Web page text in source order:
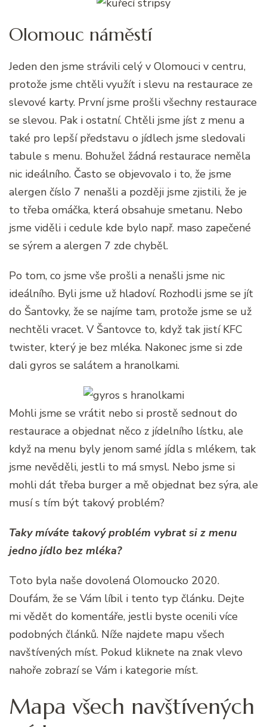
Olomouc náměstí
Jeden den jsme strávili celý v Olomouci v centru,
protože jsme chtěli využít i slevu na restaurace ze
slevové karty. První jsme prošli všechny restaurace
se slevou. Pak i ostatní. Chtěli jsme jíst z menu a
také pro lepší představu o jídlech jsme sledovali
tabule s menu. Bohužel žádná restaurace neměla
nic ideálního. Často se objevovalo i to, že jsme
alergen číslo 7 nenašli a později jsme zjistili, že je
to třeba omáčka, která obsahuje smetanu. Nebo
jsme viděli i cedule kde bylo např. maso zapečené
se sýrem a alergen 7 zde chyběl.
Po tom, co jsme vše prošli a nenašli jsme nic
ideálního. Byli jsme už hladoví. Rozhodli jsme se jít
do Šantovky, že se najíme tam, protože jsme se už
nechtěli vracet. V Šantovce to, když tak jistí KFC
twister, který je bez mléka. Nakonec jsme si zde
dali gyros se salátem a hranolkami.
Mohli jsme se vrátit nebo si prostě sednout do
restaurace a objednat něco z jídelního lístku, ale
když na menu byly jenom samé jídla s mlékem, tak
jsme nevěděli, jestli to má smysl. Nebo jsme si
mohli dát třeba burger a mě objednat bez sýra, ale
musí s tím být takový problém?
Taky míváte takový problém vybrat si z menu
jedno jídlo bez mléka?
Toto byla naše dovolená Olomoucko 2020.
Doufám, že se Vám líbil i tento typ článku. Dejte
mi vědět do komentáře, jestli byste ocenili více
podobných článků. Níže najdete mapu všech
navštívených míst. Pokud kliknete na znak vlevo
nahoře zobrazí se Vám i kategorie míst.
Mapa všech navštívených